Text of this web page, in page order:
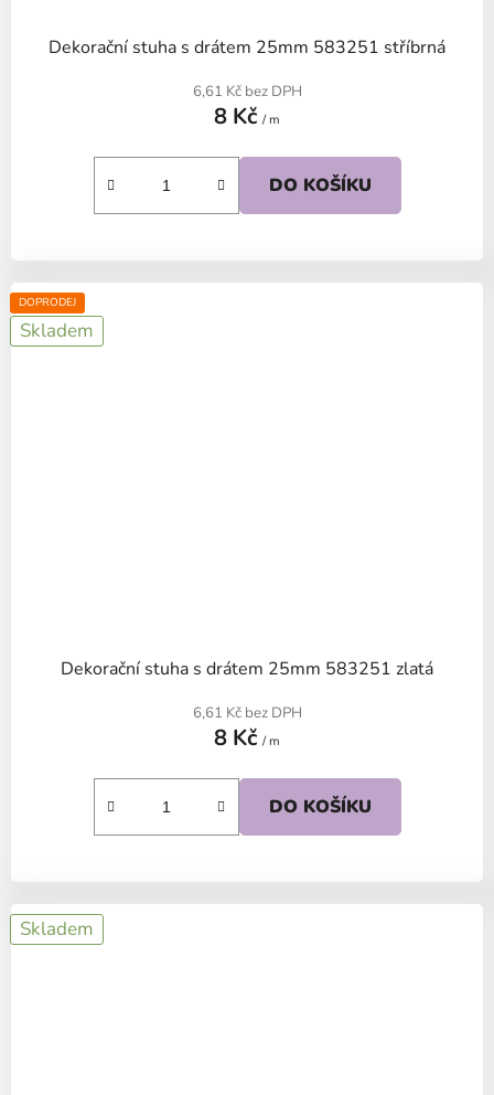
Dekorační stuha s drátem 25mm 583251 stříbrná
6,61 Kč bez DPH
8 Kč / m
DO KOŠÍKU
DOPRODEJ
Skladem
Dekorační stuha s drátem 25mm 583251 zlatá
6,61 Kč bez DPH
8 Kč / m
DO KOŠÍKU
Skladem